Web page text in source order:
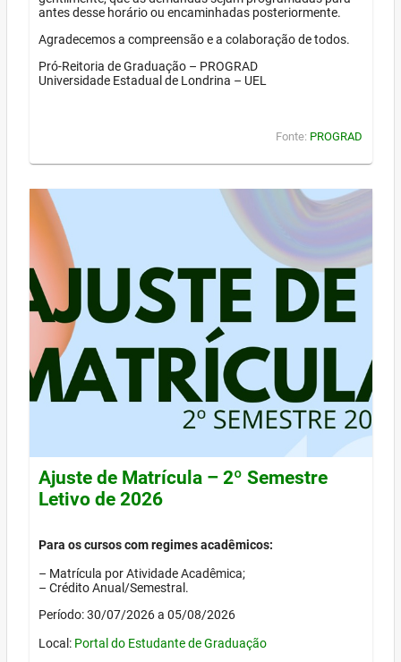
antes desse horário ou encaminhadas posteriormente.
Agradecemos a compreensão e a colaboração de todos.
Pró-Reitoria de Graduação – PROGRAD
Universidade Estadual de Londrina – UEL
Fonte: PROGRAD
Ajuste de Matrícula – 2º Semestre
Letivo de 2026
Para os cursos com regimes acadêmicos:
– Matrícula por Atividade Acadêmica;
– Crédito Anual/Semestral.
Período: 30/07/2026 a 05/08/2026
Local: Portal do Estudante de Graduação